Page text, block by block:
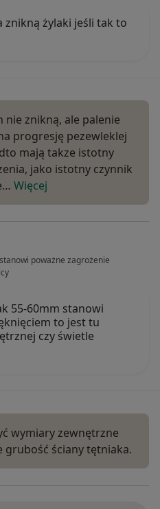
znikną żylaki jeśli tak to
nie znikną, ale palenie
progresję pezewleklej
mają takze istotny
jako istotny czynnik
Więcej
poważne zagrożenie
55-60mm stanowi
to jest tu
czy świetle
wymiary zewnętrzne
grubość ściany tętniaka.